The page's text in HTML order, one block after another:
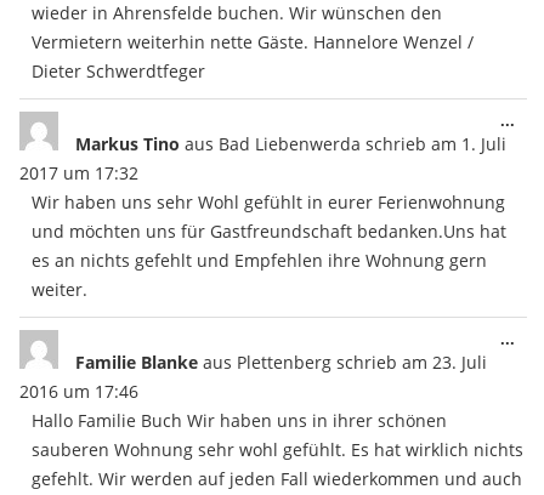
wieder in Ahrensfelde buchen. Wir wünschen den
Vermietern weiterhin nette Gäste. Hannelore Wenzel /
Dieter Schwerdtfeger
Markus Tino aus Bad Liebenwerda schrieb am 1. Juli
2017 um 17:32
Wir haben uns sehr Wohl gefühlt in eurer Ferienwohnung
und möchten uns für Gastfreundschaft bedanken.Uns hat
es an nichts gefehlt und Empfehlen ihre Wohnung gern
weiter.
...
Familie Blanke aus Plettenberg schrieb am 23. Juli
2016 um 17:46
Hallo Familie Buch Wir haben uns in ihrer schönen
sauberen Wohnung sehr wohl gefühlt. Es hat wirklich nichts
gefehlt. Wir werden auf jeden Fall wiederkommen und auch
...